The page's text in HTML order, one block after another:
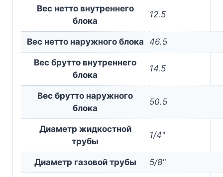
Вес нетто внутреннего
блока
12.5
Вес нетто наружного блока 46.5
Вес брутто внутреннего
блока
14.5
Вес брутто наружного
блока
50.5
Диаметр жидкостной
трубы
1/4"
Диаметр газовой трубы 5/8"